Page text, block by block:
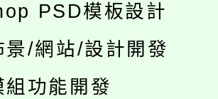
PSD模板設計
/網站/設計開發
功能開發